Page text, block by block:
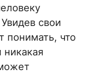
свои
понимать, что
никакая